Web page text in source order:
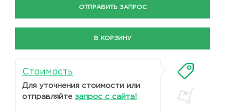
ОТПРАВИТЬ ЗАПРОС
В КОРЗИНУ
Стоимость
Для уточнения стоимости или
отправляйте запрос с сайта!